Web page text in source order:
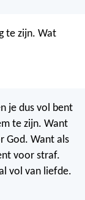
te zijn. Wat
je dus vol bent
te zijn. Want
God. Want als
voor straf.
vol van liefde.